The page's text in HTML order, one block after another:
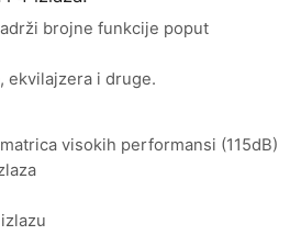
brojne funkcije poput
ekvilajzera i druge.
visokih performansi (115dB)